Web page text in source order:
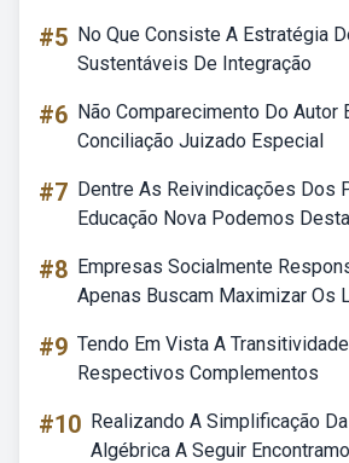
#5 No Que Consiste A Estratégia
Sustentáveis De Integração
#6 Não Comparecimento Do Autor
Conciliação Juizado Especial
#7 Dentre As Reivindicações Dos
Educação Nova Podemos
#8 Empresas Socialmente
Apenas Buscam Maximizar Os
#9 Tendo Em Vista A
Respectivos Complementos
#10 Realizando A Simplificação
Algébrica A Seguir